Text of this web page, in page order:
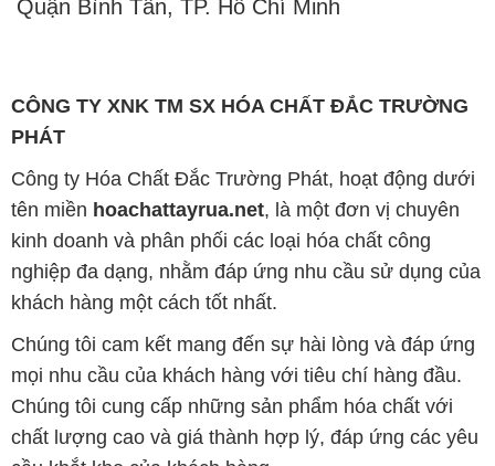
Quận Bình Tân, TP. Hồ Chí Minh
CÔNG TY XNK TM SX HÓA CHẤT ĐẮC TRƯỜNG
PHÁT
Công ty Hóa Chất Đắc Trường Phát, hoạt động dưới
tên miền hoachattayrua.net, là một đơn vị chuyên
kinh doanh và phân phối các loại hóa chất công
nghiệp đa dạng, nhằm đáp ứng nhu cầu sử dụng của
khách hàng một cách tốt nhất.
Chúng tôi cam kết mang đến sự hài lòng và đáp ứng
mọi nhu cầu của khách hàng với tiêu chí hàng đầu.
Chúng tôi cung cấp những sản phẩm hóa chất với
chất lượng cao và giá thành hợp lý, đáp ứng các yêu